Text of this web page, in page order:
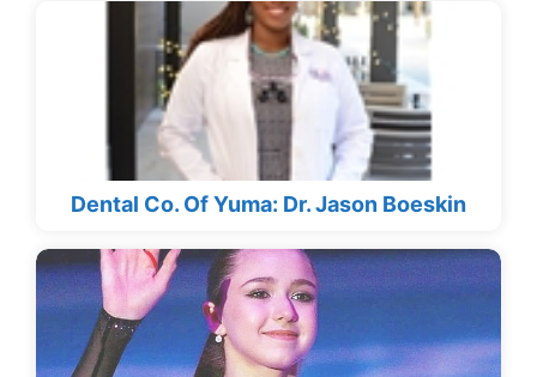
Dental Co. Of Yuma: Dr. Jason Boeskin